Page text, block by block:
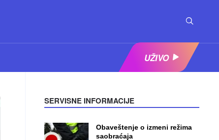
UŽIVO
SERVISNE INFORMACIJE
Obaveštenje o izmeni režima
saobraćaja